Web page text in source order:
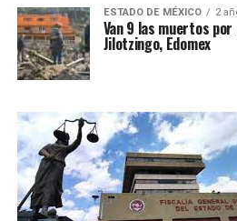
ESTADO DE MÉXICO 2
Van 9 las muertos
Jilotzingo, Edomex